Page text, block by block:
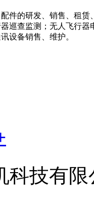
件的研发、销售、租
巡查监测；无人飞行
设备销售、维护。
科技有限